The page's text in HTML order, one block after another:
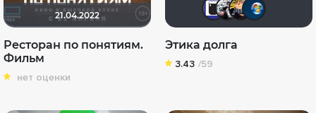
21.04.2022
Ресторан по понятиям.
Фильм
нет оценки
Этика долга
3.43 /59